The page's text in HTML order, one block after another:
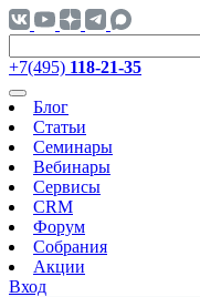
+7(495) 118-21-35
Блог
Статьи
Семинары
Вебинары
Сервисы
CRM
Форум
Собрания
Акции
Вход